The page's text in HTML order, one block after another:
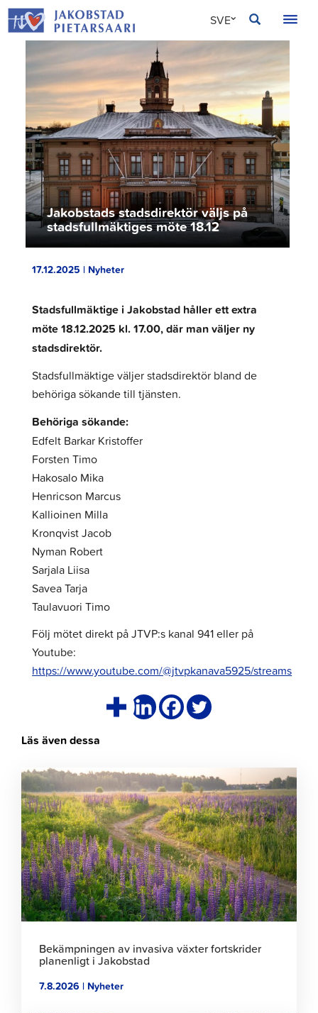
Hoppa
till
innehållet
SVE
FIN
ENG
Jakobstads stadsdirektör väljs på
stadsfullmäktiges möte 18.12
17.12.2025 | Nyheter
Stadsfullmäktige i Jakobstad håller ett extra
möte 18.12.2025 kl. 17.00, där man väljer ny
stadsdirektör.
Stadsfullmäktige väljer stadsdirektör bland de
behöriga sökande till tjänsten.
Behöriga sökande:
Edfelt Barkar Kristoffer
Forsten Timo
Hakosalo Mika
Henricson Marcus
Kallioinen Milla
Kronqvist Jacob
Nyman Robert
Sarjala Liisa
Savea Tarja
Taulavuori Timo
Följ mötet direkt på JTVP:s kanal 941 eller på
Youtube:
https://www.youtube.com/@jtvpkanava5925/streams
Läs även dessa
Klicka
för
att
läsa
artikeln
Bekämpningen av invasiva växter fortskrider
planenligt i Jakobstad
7.8.2026 | Nyheter